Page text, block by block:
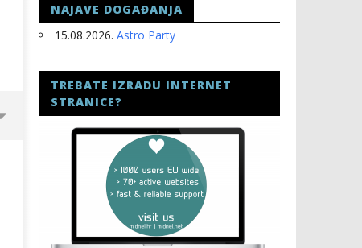
NAJAVE DOGAĐANJA
15.08.2026. Astro Party
TREBATE IZRADU INTERNET
STRANICE?